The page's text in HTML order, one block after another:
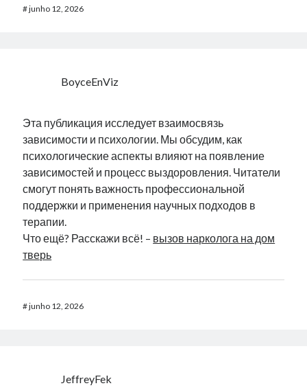
#junho 12, 2026
BoyceEnViz
Эта публикация исследует взаимосвязь
зависимости и психологии. Мы обсудим, как
психологические аспекты влияют на появление
зависимостей и процесс выздоровления. Читатели
смогут понять важность профессиональной
поддержки и применения научных подходов в
терапии.
Что ещё? Расскажи всё! – вызов нарколога на дом
тверь
#junho 12, 2026
JeffreyFek